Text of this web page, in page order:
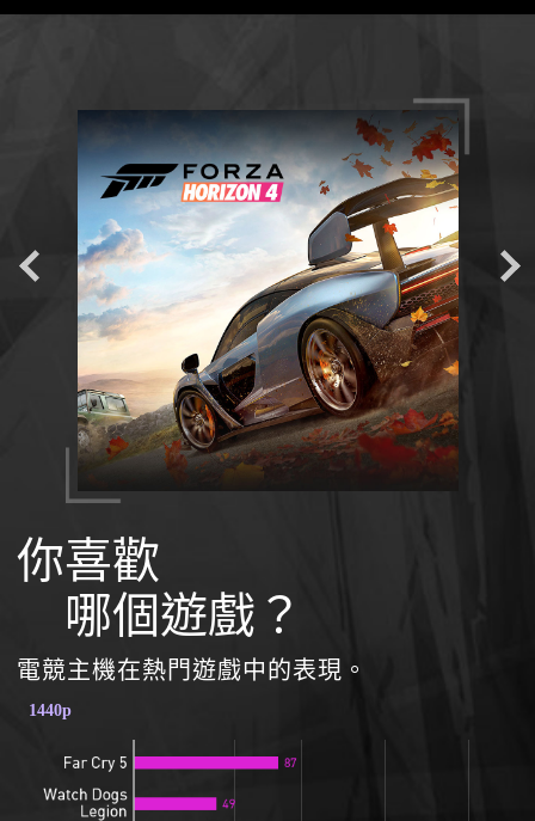
你喜歡
哪個遊戲？
電競主機在熱門遊戲中的表現。
1440p